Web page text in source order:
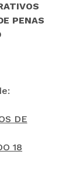
PENAS
DE
18